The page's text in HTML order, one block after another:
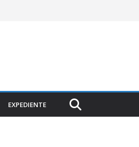
EXPEDIENTE